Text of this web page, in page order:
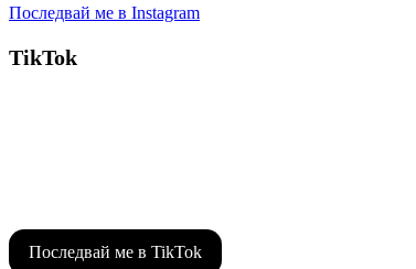
Последвай ме в Instagram
TikTok
Последвай ме в TikTok